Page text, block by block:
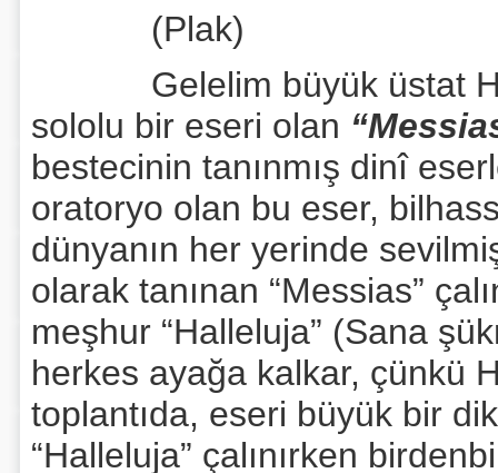
(Plak)
Gelelim büyük üstat
sololu bir eseri olan
bestecinin tanınmış dinî
oratoryo olan bu eser,
dünyanın her yerinde
olarak tanınan “Messias”
meşhur “Halleluja” (Sana
herkes ayağa kalkar, çünkü
toplantıda, eseri büyük bir
“Halleluja” çalınırken